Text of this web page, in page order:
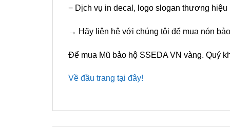
− Dịch vụ in decal, logo slogan thương
→ Hãy liên hệ với chúng tôi để mua nón
Để mua Mũ bảo hộ SSEDA VN vàng. Quý
Về đầu trang tại đây!